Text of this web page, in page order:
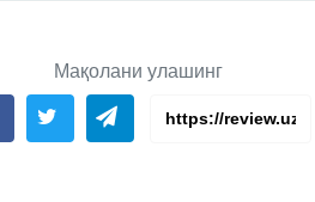
Мақолани улашинг